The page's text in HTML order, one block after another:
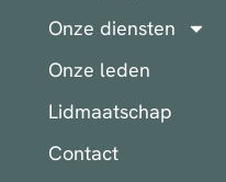
Onze diensten
Onze leden
Lidmaatschap
Contact